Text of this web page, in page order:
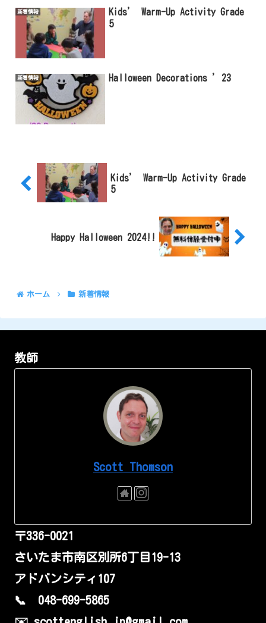
新着情報
Kids’ Warm-Up Activity Grade
5
新着情報 Halloween Decorations ’23
Kids’ Warm-Up Activity Grade
5
Happy Halloween 2024!!
ホーム 新着情報
教師
Scott Thomson
〒336-0021
さいたま市南区別所6丁目19-13
アドバンシティ107
📞 048-699-5865